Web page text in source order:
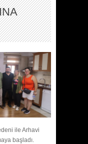
ile Arhavi
başladı.